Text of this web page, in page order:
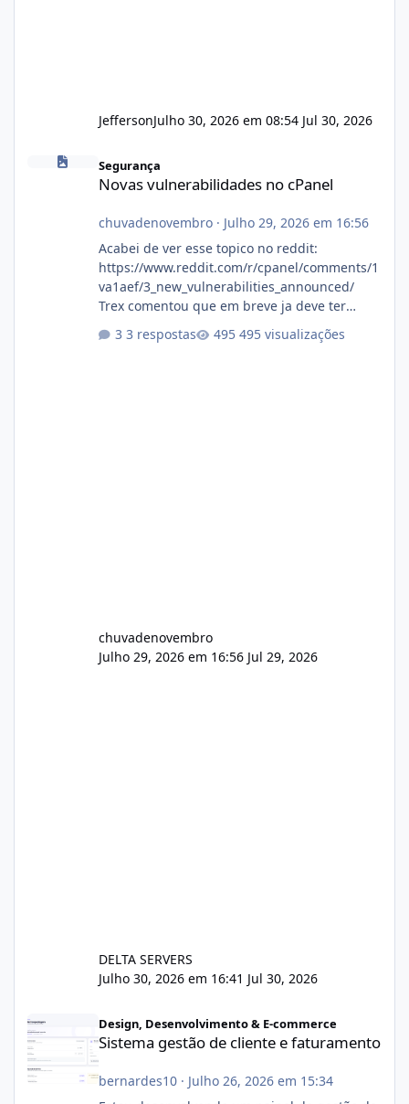
JeffersonJulho 30, 2026 em 08:54 Jul 30, 2026
Novas vulnerabilidades no cPanel
Segurança
Novas vulnerabilidades no cPanel
chuvadenovembro· Julho 29, 2026 em 16:56
Acabei de ver esse topico no reddit:
https://www.reddit.com/r/cpanel/comments/1
va1aef/3_new_vulnerabilities_announced/
Trex comentou que em breve ja deve ter
3 respostas 495 visualizações
chuvadenovembro
Julho 29, 2026 em 16:56 Jul 29, 2026
DELTA SERVERS
Julho 30, 2026 em 16:41 Jul 30, 2026
Design, Desenvolvimento & E-commerce
Sistema gestão de cliente e faturamento
bernardes10· Julho 26, 2026 em 15:34